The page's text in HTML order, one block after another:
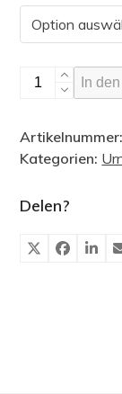
Zylinderförmige
Menge
In
Kategorien:
Delen?